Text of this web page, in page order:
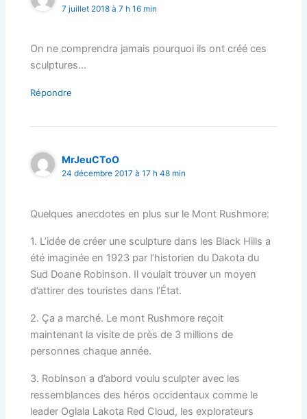
7 juillet 2018 à 7 h 16 min
On ne comprendra jamais pourquoi ils ont créé ces
sculptures…
Répondre
MrJeuCToO
24 décembre 2017 à 17 h 48 min
Quelques anecdotes en plus sur le Mont Rushmore:
1. L’idée de créer une sculpture dans les Black Hills a
été imaginée en 1923 par l’historien du Dakota du
Sud Doane Robinson. Il voulait trouver un moyen
d’attirer des touristes dans l’État.
2. Ça a marché. Le mont Rushmore reçoit
maintenant la visite de près de 3 millions de
personnes chaque année.
3. Robinson a d’abord voulu sculpter avec les
ressemblances des héros occidentaux comme le
leader Oglala Lakota Red Cloud, les explorateurs